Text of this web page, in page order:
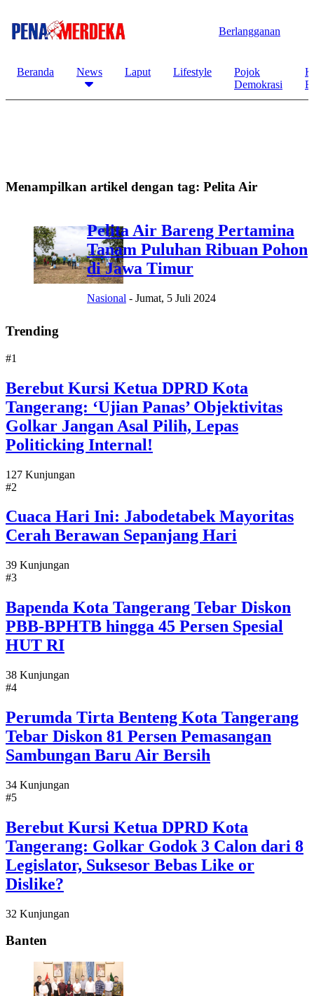
Berlangganan
Beranda News Laput Lifestyle
Pojok
Demokrasi
Menampilkan artikel dengan tag: Pelita Air
Pelita Air Bareng Pertamina
Tanam Puluhan Ribuan Pohon
di Jawa Timur
Nasional - Jumat, 5 Juli 2024
Trending
#1
Berebut Kursi Ketua DPRD Kota
Tangerang: ‘Ujian Panas’ Objektivitas
Golkar Jangan Asal Pilih, Lepas
Politicking Internal!
127 Kunjungan
#2
Cuaca Hari Ini: Jabodetabek Mayoritas
Cerah Berawan Sepanjang Hari
39 Kunjungan
#3
Bapenda Kota Tangerang Tebar Diskon
PBB-BPHTB hingga 45 Persen Spesial
HUT RI
38 Kunjungan
#4
Perumda Tirta Benteng Kota Tangerang
Tebar Diskon 81 Persen Pemasangan
Sambungan Baru Air Bersih
34 Kunjungan
#5
Berebut Kursi Ketua DPRD Kota
Tangerang: Golkar Godok 3 Calon dari 8
Legislator, Suksesor Bebas Like or
Dislike?
32 Kunjungan
Banten